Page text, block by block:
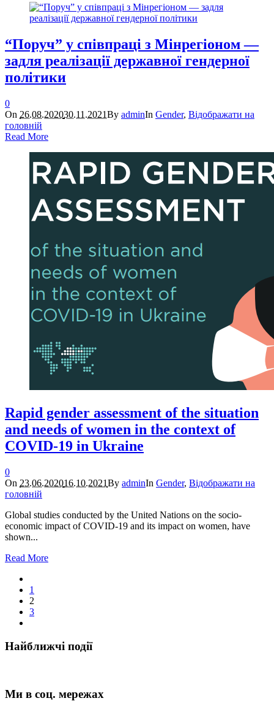
“Поруч” у співпраці з Мінрегіоном —
задля реалізації державної гендерної
політики
0
On 26.08.202030.11.2021By adminIn Gender, Відображати на
головній
Read More
Rapid gender assessment of the situation
and needs of women in the context of
COVID-19 in Ukraine
0
On 23.06.202016.10.2021By adminIn Gender, Відображати на
головній
Global studies conducted by the United Nations on the socio-
economic impact of COVID-19 and its impact on women, have
shown...
Read More
1
2
3
Найближчі події
Ми в соц. мережах